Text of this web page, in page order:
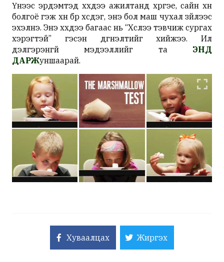
Үүнээс эрдэмтэд хүүхдээ ажилтанд хүргэе, сайн хүн
болгоё гэж хүн бүр хүсдэг, энэ бол маш чухал зүйлээс
эхэлнэ. Энэ хүүхдээ багаас нь “Хүслээ тэвчиж сургах
хэрэгтэй” гэсэн дүгнэлтийг хийжээ. Илүү
дэлгэрэнгүй мэдээллийг та ЭНД
ДАРЖуншаарай.
Хуваалцах Жиргэх